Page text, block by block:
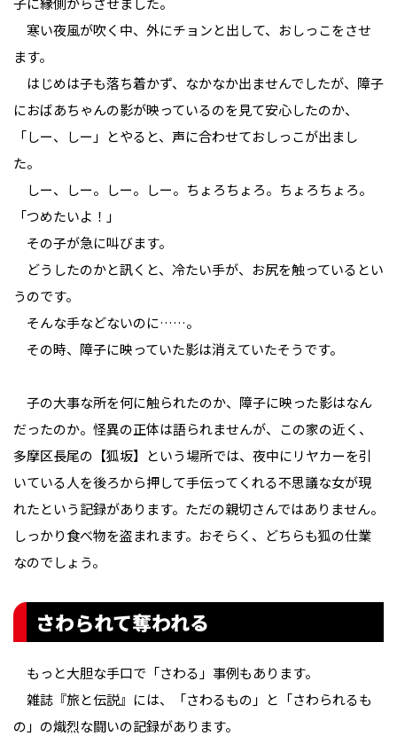
寒い夜風が吹く中、外にチョンと出して、おしっこをさせ
ます。
はじめは子も落ち着かず、なかなか出ませんでしたが、障子
におばあちゃんの影が映っているのを見て安心したのか、
「しー、しー」とやると、声に合わせておしっこが出まし
た。
しー、しー。しー。しー。ちょろちょろ。ちょろちょろ。
「つめたいよ！」
その子が急に叫びます。
どうしたのかと訊くと、冷たい手が、お尻を触っているとい
うのです。
そんな手などないのに……。
その時、障子に映っていた影は消えていたそうです。
子の大事な所を何に触られたのか、障子に映った影はなん
だったのか。怪異の正体は語られませんが、この家の近く、
多摩区長尾の【狐坂】という場所では、夜中にリヤカーを引
いている人を後ろから押して手伝ってくれる不思議な女が現
れたという記録があります。ただの親切さんではありません。
しっかり食べ物を盗まれます。おそらく、どちらも狐の仕業
なのでしょう。
さわられて奪われる
もっと大胆な手口で「さわる」事例もあります。
雑誌『旅と伝説』には、「さわるもの」と「さわられるも
の」の熾烈な闘いの記録があります。